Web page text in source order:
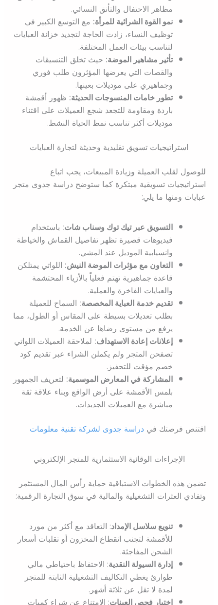
مظاهر الاحتفال والتأنق النسائي.
نمو القوة الشرائية للمرأة:مع التوسع الكبير في
توظيف النساء، زادت الحاجة لتجديد خزانة العبايات
لتناسب بيئات العمل المختلفة.
تأثير مشاهير الموضة:حيث تخلق التنسيقات
والقصات التي يعرضها المؤثرون طلب فوري
وجماهيري على موديلات بعينها.
تطور خامات المنسوجات الحديثة:ظهور أقمشة
باردة ومقاومة للتجعد شجع العميلات على اقتناء
موديلات أكثر تناسب نمط الحياة النشط.
استراتيجيات تسويق تقليدية وحديثة لتجارة العبايات
للوصول لقلب العميلة وزيادة المبيعات، يجب اتباع
استراتيجيات تسويقية مبتكرة كما ستوضح دراسة جدوى متجر
عبايات ومنها ما يلي:
التسويق عبر تيك توك وسناب شات:باستخدام
فيديوهات قصيرة تظهر تفاصيل القماش والخياطة
وانسيابية الموديل عند المشي.
التعاون مع مؤثرات الموضة النيش:اللواتي يمتلكن
قاعدة جماهيرية تهتم فعلياً بالأزياء المحتشمة
والعبايات الفاخرة والعملية.
تقديم خدمة العباية المخصصة:السماح للعميلة
بطلب تعديلات بسيطة على المقاس أو الطول، مما
يرفع من مستوى رضاها عن الخدمة.
إعلانات إعادة الاستهداف:لملاحقة العميلات اللواتي
تصفحن المتجر ولم يكملن الشراء عبر تقديم كود
خصم مؤقت للتحفيز.
المشاركة في المعارض الموسمية:لتعريف الجمهور
بلمس الأقمشة على أرض الواقع وبناء علاقة ثقة
مباشرة مع العميلات الجديدات.
اقتنص فرصتك في دراسة جدوى لشركة تقنية معلومات
الإجراءات الوقائية الاستثمارية للمتجر الإلكتروني
تضمن هذه الخطوات الاستباقية حماية رأس المال المستثمر
وتفادي العثرات التشغيلية والمالية في سوق التجارة الرقمية:
تنويع سلاسل الإمداد: التعاقد مع أكثر من مورد
للأقمشة لتجنب انقطاع المخزون أو تقلبات أسعار
الشحن المفاجئة.
إدارة السيولة النقدية: الاحتفاظ باحتياطي مالي
طوارئ يغطي التكاليف التشغيلية الثابتة للمتجر
لمدة لا تقل عن ثلاثة أشهر.
اختبار فحص العينات: الامتناع عن شراء كميات